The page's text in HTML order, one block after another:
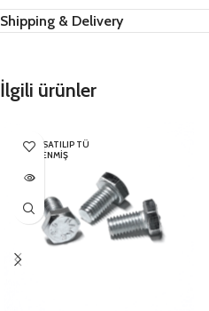
Shipping & Delivery
İlgili ürünler
HEPSI SATILIP TÜ
KENMIŞ